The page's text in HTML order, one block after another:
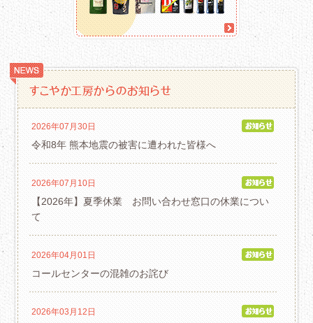
2026年07月30日
令和8年 熊本地震の被害に遭われた皆様へ
2026年07月10日
【2026年】夏季休業 お問い合わせ窓口の休業につい
て
2026年04月01日
コールセンターの混雑のお詫び
2026年03月12日